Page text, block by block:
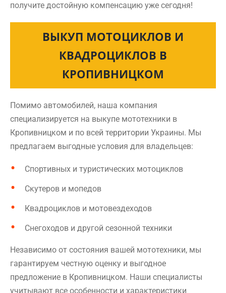
получите достойную компенсацию уже сегодня!
ВЫКУП МОТОЦИКЛОВ И
КВАДРОЦИКЛОВ В
КРОПИВНИЦКОМ
Помимо автомобилей, наша компания
специализируется на выкупе мототехники в
Кропивницком и по всей территории Украины. Мы
предлагаем выгодные условия для владельцев:
Спортивных и туристических мотоциклов
Скутеров и мопедов
Квадроциклов и мотовездеходов
Снегоходов и другой сезонной техники
Независимо от состояния вашей мототехники, мы
гарантируем честную оценку и выгодное
предложение в Кропивницком. Наши специалисты
учитывают все особенности и характеристики